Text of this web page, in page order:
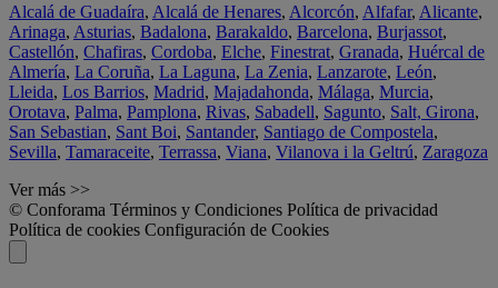
Alcalá de Guadaíra, Alcalá de Henares, Alcorcón, Alfafar, Alicante,
Arinaga, Asturias, Badalona, Barakaldo, Barcelona, Burjassot,
Castellón, Chafiras, Cordoba, Elche, Finestrat, Granada, Huércal de
Almería, La Coruña, La Laguna, La Zenia, Lanzarote, León,
Lleida, Los Barrios, Madrid, Majadahonda, Málaga, Murcia,
Orotava, Palma, Pamplona, Rivas, Sabadell, Sagunto, Salt, Girona,
San Sebastian, Sant Boi, Santander, Santiago de Compostela,
Sevilla, Tamaraceite, Terrassa, Viana, Vilanova i la Geltrú, Zaragoza
Ver más >>
© Conforama Términos y Condiciones Política de privacidad
Política de cookies Configuración de Cookies